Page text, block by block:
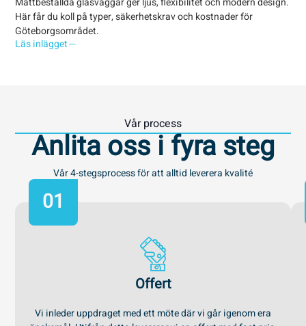
Här får du koll på typer, säkerhetskrav och kostnader för
Göteborgsområdet.
Läs inlägget
Vår process
Anlita oss i fyra steg
Vår 4-stegsprocess för att alltid leverera kvalité
Offert
Vi inleder uppdraget med ett möte där vi går igenom era
01